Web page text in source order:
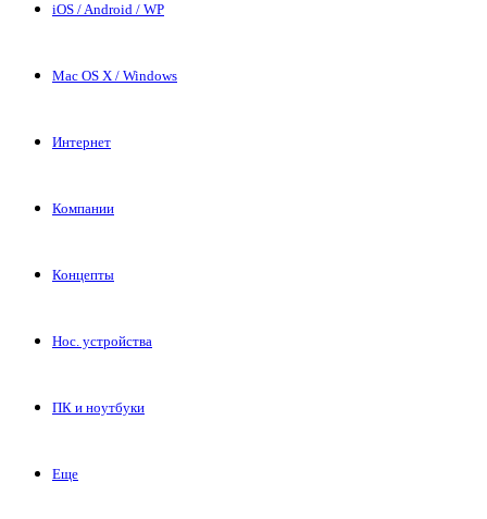
iOS / Android / WP
Mac OS X / Windows
Интернет
Компании
Концепты
Нос. устройства
ПК и ноутбуки
Еще